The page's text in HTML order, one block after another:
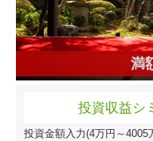
満
投資収益シ
投資金額入力(4万円～4005